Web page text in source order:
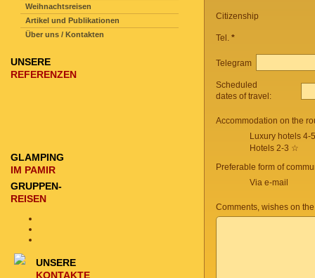
Citizenship
Tel. *
Telegram
Scheduled
dates of travel:
Accommodation on the
Luxury hotels 4-
Hotels 2-3 ☆
Preferable form of
Via e-mail
Comments, wishes on
Weihnachtsreisen
Artikel und Publikationen
Über uns / Kontakten
UNSERE
REFERENZEN
GLAMPING
IM PAMIR
GRUPPEN-
REISEN
UNSERE
KONTAKTE